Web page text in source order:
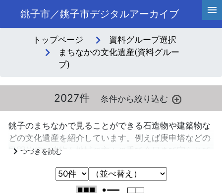
銚子市／銚子市デジタルアーカイブ
トップページ
資料グループ選択
まちなかの文化遺産(資料グルー
プ)
2027件
銚子のまちなかで見ることができる石造物や建築物な
どの文化遺産を紹介しています。例えば庚申塔などの
民間信仰の遺物も地域の方々の手で今日まで守られて
により把握しているまちなかの文化遺産は可能な限り
掲載していますが、市内各地に無数に点在する文化遺